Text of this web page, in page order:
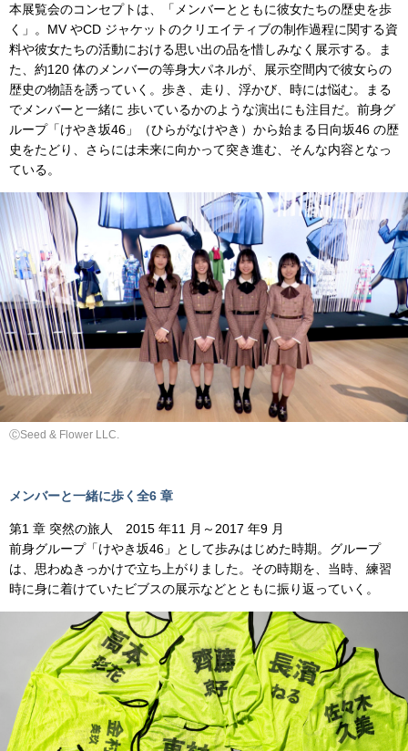
本展覧会のコンセプトは、「メンバーとともに彼女たちの歴史を歩
く」。MV やCD ジャケットのクリエイティブの制作過程に関する資
料や彼女たちの活動における思い出の品を惜しみなく展示する。ま
た、約120 体のメンバーの等身大パネルが、展示空間内で彼女らの
歴史の物語を誘っていく。歩き、走り、浮かび、時には悩む。まる
でメンバーと一緒に 歩いているかのような演出にも注目だ。前身グ
ループ「けやき坂46」（ひらがなけやき）から始まる日向坂46 の歴
史をたどり、さらには未来に向かって突き進む、そんな内容となっ
ている。
ⒸSeed & Flower LLC.
メンバーと一緒に歩く全6 章
第1 章 突然の旅人 2015 年11 月～2017 年9 月
前身グループ「けやき坂46」として歩みはじめた時期。グループ
は、思わぬきっかけで立ち上がりました。その時期を、当時、練習
時に身に着けていたビブスの展示などとともに振り返っていく。